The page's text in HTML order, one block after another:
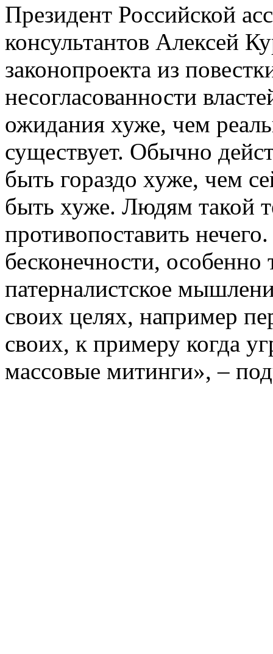
Президент Российской
консультантов Алексей
законопроекта из
несогласованности
ожидания хуже, чем
существует. Обычно
быть гораздо хуже, чем
быть хуже. Людям такой
противопоставить
бесконечности, особенно
патерналистское
своих целях, например
своих, к примеру когда
массовые митинги», –